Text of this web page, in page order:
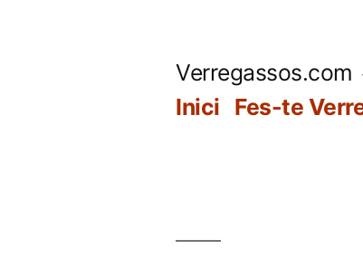
Verregassos.com
Inici Fes-te